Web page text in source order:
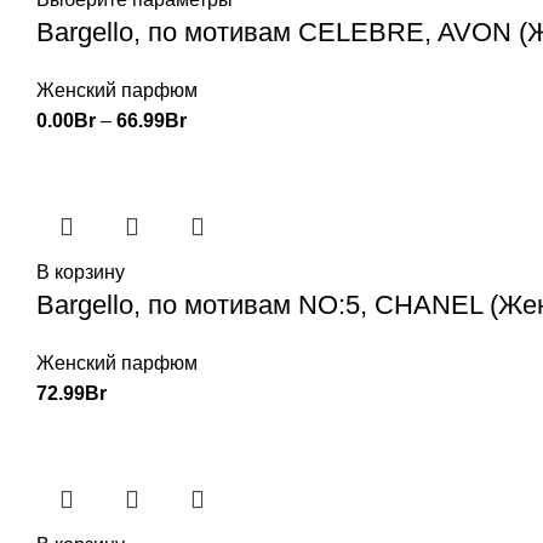
Bargello, по мотивам CELEBRE, AVON
Женский парфюм
0.00Br – 66.99Br
В корзину
Bargello, по мотивам NO:5, CHANEL
Женский парфюм
72.99Br